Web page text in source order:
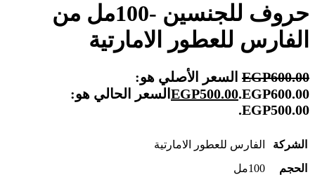
حروف للجنسين -100مل من
الفارس للعطور الامارتية
EGP600.00
السعر الأصلي هو:
EGP600.00.
EGP500.00
السعر الحالي هو:
EGP500.00.
الشركة
الفارس للعطور الامارتية
الحجم
100مل